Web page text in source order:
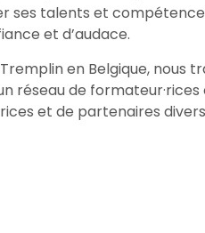
ses talents et
et d’audace.
en Belgique, nous
réseau de formateur·rices
et de partenaires